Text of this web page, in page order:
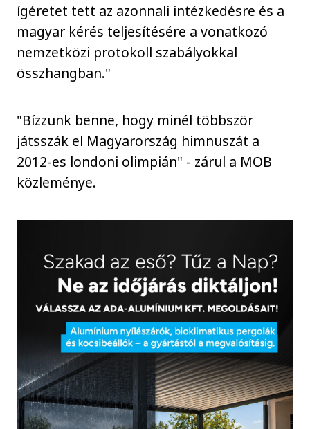
ígéretet tett az azonnali intézkedésre és a
magyar kérés teljesítésére a vonatkozó
nemzetközi protokoll szabályokkal
összhangban."
"Bízzunk benne, hogy minél többször
játsszák el Magyarország himnuszát a
2012-es londoni olimpián" - zárul a MOB
közleménye.